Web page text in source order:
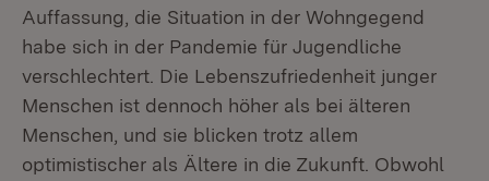
Auffassung, die Situation in der Wohngegend
habe sich in der Pandemie für Jugendliche
verschlechtert. Die Lebenszufriedenheit junger
Menschen ist dennoch höher als bei älteren
Menschen, und sie blicken trotz allem
optimistischer als Ältere in die Zukunft. Obwohl